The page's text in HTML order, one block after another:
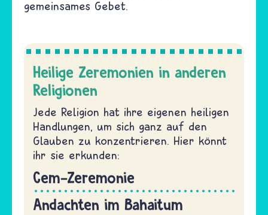
gemeinsames Gebet.
Heilige Zeremonien in anderen
Religionen
Jede Religion hat ihre eigenen heiligen
Handlungen, um sich ganz auf den
Glauben zu konzentrieren. Hier könnt
ihr sie erkunden:
Cem-Zeremonie
Andachten im Bahaitum